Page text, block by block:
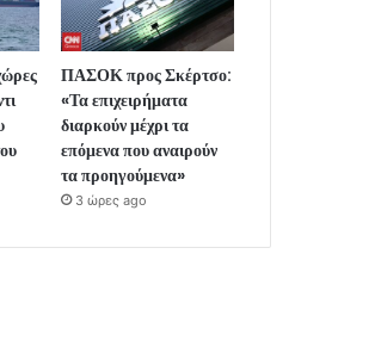
ΠΑΣΟΚ προς Σκέρτσο:
«Τα επιχειρήματα
διαρκούν μέχρι τα
επόμενα που αναιρούν
τα προηγούμενα»
3 ώρες ago